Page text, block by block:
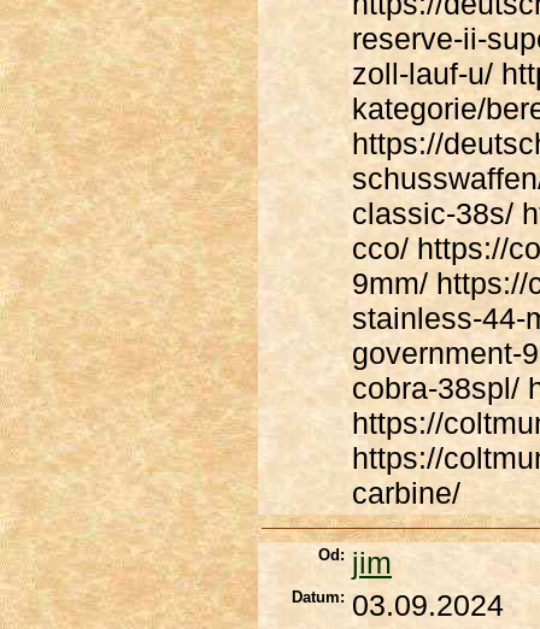
reserve-ii-
zoll-lauf-u/
kategorie/
https://
classic-38s/
cco/ https://
9mm/ https://
stainless-44-
government-
cobra-38spl/
https://
https://
carbine/
Od: jim
Datum: 03.09.2024